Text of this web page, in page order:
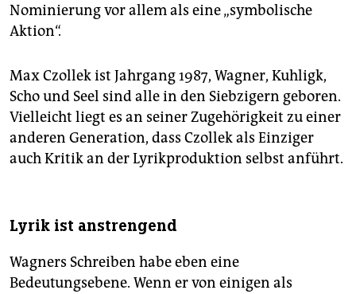
Nominierung vor allem als eine „symbolische
Aktion“.
Max Czollek ist Jahrgang 1987, Wagner, Kuhligk,
Scho und Seel sind alle in den Siebzigern geboren.
Vielleicht liegt es an seiner Zugehörigkeit zu einer
anderen Generation, dass Czollek als Einziger
auch Kritik an der Lyrikproduktion selbst anführt.
Lyrik ist anstrengend
Wagners Schreiben habe eben eine
Bedeutungsebene. Wenn er von einigen als